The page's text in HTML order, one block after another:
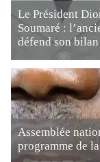
Le Président
Soumaré :
défend son bilan
Assemblée
programme de